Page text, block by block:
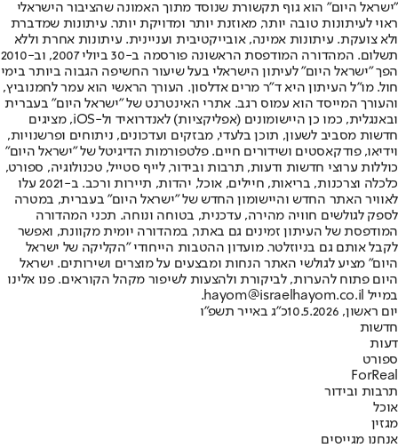
"ישראל היום" הוא גוף תקשורת שנוסד מתוך האמונה שהציבור הישראלי
ראוי לעיתונות טובה יותר, מאוזנת יותר ומדויקת יותר. עיתונות שמדברת
ולא צועקת. עיתונות אמינה, אובייקטיבית ועניינית. עיתונות אחרת וללא
תשלום. המהדורה המודפסת הראשונה פורסמה ב-30 ביולי 2007, וב-2010
הפך "ישראל היום" לעיתון הישראלי בעל שיעור החשיפה הגבוה ביותר בימי
חול. מו"ל העיתון היא ד"ר מרים אדלסון. העורך הראשי הוא עמר לחמנוביץ,
והעורך המייסד הוא עמוס רגב. אתרי האינטרנט של "ישראל היום" בעברית
ובאנגלית, כמו כן היישומונים (אפליקציות) לאנדרואיד ול-iOS, מציגים
חדשות מסביב לשעון, תוכן בלעדי, מבזקים ועדכונים, ניתוחים ופרשנויות,
וידיאו, פודקאסטים ושידורים חיים. פלטפורמות הדיגיטל של "ישראל היום"
כוללות ערוצי חדשות ודעות, תרבות ובידור, לייף סטייל, טכנולוגיה, ספורט,
כלכלה וצרכנות, בריאות, חיילים, אוכל, יהדות, תיירות ורכב. ב-2021 עלו
לאוויר האתר החדש והיישומון החדש של "ישראל היום" בעברית, במטרה
לספק לגולשים חוויה מהירה, עדכנית, בטוחה ונוחה. תכני המהדורה
המודפסת של העיתון זמינים גם באתר, במהדורה יומית מקוונת, ואפשר
לקבל אותם גם בניוזלטר. מועדון ההטבות הייחודי "הקליקה של ישראל
היום" מציע לגולשי האתר הנחות ומבצעים על מוצרים ושירותים. ישראל
היום פתוח להערות, לביקורת ולהצעות לשיפור מקהל הקוראים. פנו אלינו
במייל hayom@israelhayom.co.il.
יום ראשון, 10.5.2026
כ"ג באייר תשפ"ו
חדשות
דעות
ספורט
ForReal
תרבות ובידור
אוכל
מגזין
אנחנו מגייסים